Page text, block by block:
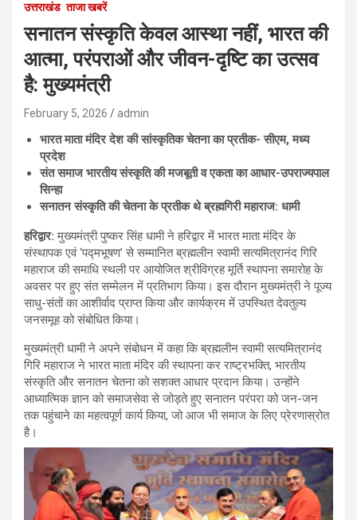
उत्तराखंड ताजा खबरें
सनातन संस्कृति केवल आस्था नहीं, भारत की
आत्मा, परंपराओं और जीवन-दृष्टि का उत्सव
है: मुख्यमंत्री
February 5, 2026 admin
भारत माता मंदिर देश की सांस्कृतिक चेतना का प्रतीक- सीएम, मध्य
प्रदेश
संत समाज भारतीय संस्कृति की मजबूती व एकता का आधार-उपराज्यपाल
सिन्हा
सनातन संस्कृति की चेतना के प्रतीक थे ब्रह्मगिरी महाराज: धामी
हरिद्वार:मुख्यमंत्री पुष्कर सिंह धामी ने हरिद्वार में भारत माता मंदिर के
संस्थापक एवं ‘पद्मभूषण’ से सम्मानित ब्रह्मलीन स्वामी सत्यमित्रानंद गिरि
महाराज की समाधि स्थली पर आयोजित श्रीविग्रह मूर्ति स्थापना समारोह के
अवसर पर हुए संत सम्मेलन में प्रतिभाग किया। इस दौरान मुख्यमंत्री ने पूज्य
साधु-संतों का आशीर्वाद प्राप्त किया और कार्यक्रम में उपस्थित देवतुल्य
जनसमूह को संबोधित किया।
मुख्यमंत्री धामी ने अपने संबोधन में कहा कि ब्रह्मलीन स्वामी सत्यमित्रानंद
गिरि महाराज ने भारत माता मंदिर की स्थापना कर राष्ट्रभक्ति, भारतीय
संस्कृति और सनातन चेतना को सशक्त आधार प्रदान किया। उन्होंने
आध्यात्मिक ज्ञान को समाजसेवा से जोड़ते हुए सनातन परंपरा को जन-जन
तक पहुंचाने का महत्वपूर्ण कार्य किया, जो आज भी समाज के लिए प्रेरणास्रोत
है।